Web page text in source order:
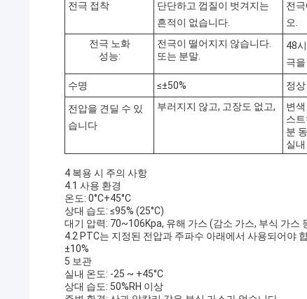
전극 접착
단단하고 껍질이 벗겨지는
흔적이 없습니다.
전
오.
전극 노화
성능:
전극이 떨어지지 않습니다.
또는 분말.
48
극
수명 ≤±50% 정
전압을 견딜 수 있
습니다
부러지지 않고, 고장도 없고,
변
스
분
실
4 복용 시 주의 사항
4.1 사용 환경
온도: 0°C+45°C
상대 습도: ≤95% (25°C)
대기 압력: 70~106Kpa, 유해 가스 (감소 가스, 부식 가스
4.2 PTC는 지정된 전압과 주파수 아래에서 사용되어야
±10%
5 보관
실내 온도: -25 ~ +45°C
상대 습도: 50%RH 이상